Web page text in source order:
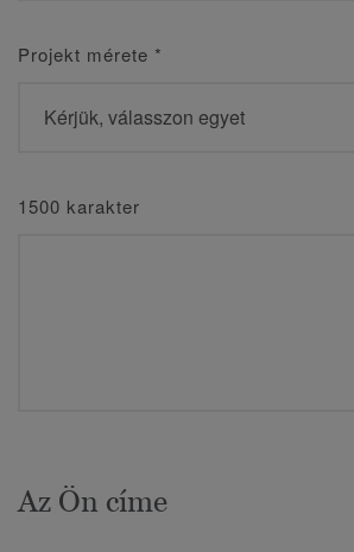
Projekt mérete *
1500 karakter
Az Ön címe